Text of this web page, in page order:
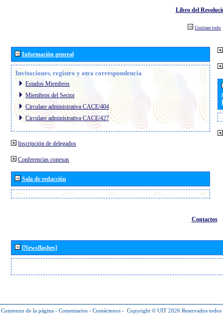
Libro del
Contraer todo
Información general
Invitaciones, registro y otra correspondencia
Estados Miembros
Miembros del Sector
Circulare administrativa CACE/404
Circulare administrativa CACE/427
Inscripción de delegados
Conferencias conexas
Sala de redacción
Contactos
[Newsflashes]
Comienzo de la página - Comentarios - Contáctenos - Copyright © UIT 2026 Reservados todos